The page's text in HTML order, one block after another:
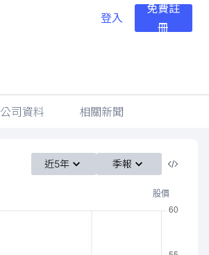
登入
免費註
冊
公司資料 相關新聞
近5年 季報